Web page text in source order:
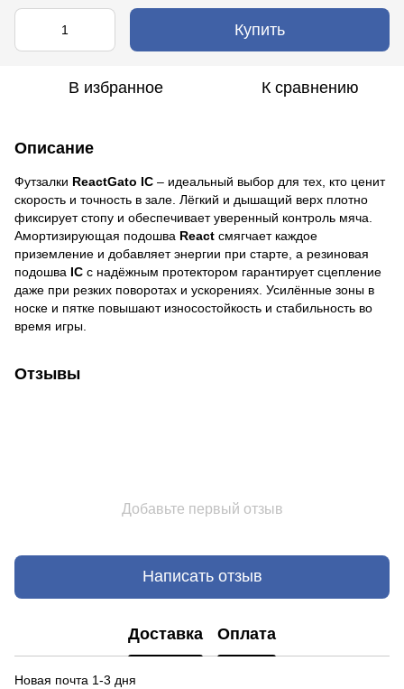
Купить
В избранное К сравнению
Описание
Футзалки ReactGato IC – идеальный выбор для тех, кто ценит
скорость и точность в зале. Лёгкий и дышащий верх плотно
фиксирует стопу и обеспечивает уверенный контроль мяча.
Амортизирующая подошва React смягчает каждое
приземление и добавляет энергии при старте, а резиновая
подошва IC с надёжным протектором гарантирует сцепление
даже при резких поворотах и ускорениях. Усилённые зоны в
носке и пятке повышают износостойкость и стабильность во
время игры.
Отзывы
Добавьте первый отзыв
Написать отзыв
Доставка Оплата
Новая почта 1-3 дня